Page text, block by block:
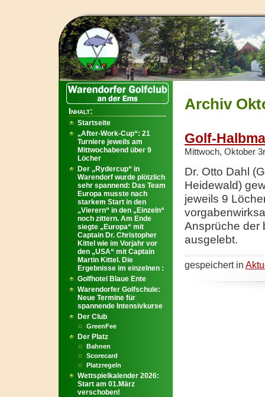
Archiv
Golf-
Mittwoch, Oktober
Dr. Otto Dahl
Heidewald)
jeweils 9
Ansprüche der
ausgelebt.
gespeichert in
Inhalt:
Startseite
„After-Work-Cup“: 21
Turniere jeweils am
Mittwochabend über 9
Löcher
Der „Rydercup“ in
Warendorf wurde plötzlich
sehr spannend: Das Team
Europa musste nach
starkem Start in den
„Vierern“ in den „Einzeln“
noch zittern. Am Ende
siegte „Europa“ mit
Captain Dr. Christopher
Kittel wie im Vorjahr vor
den „USA“ mit Captain
Martin Kittel. Die
Ergebnisse im einzelnen :
Golfhotel Blaue Ente
Warendorfer Golfschule:
Neue Termine für
spannende Intensivkurse
Der Club
GreenFee
Der Platz
Bahnen
Scorecard
Platzregeln
Wettspielkalender 2026:
Start am 01.März
verschoben!